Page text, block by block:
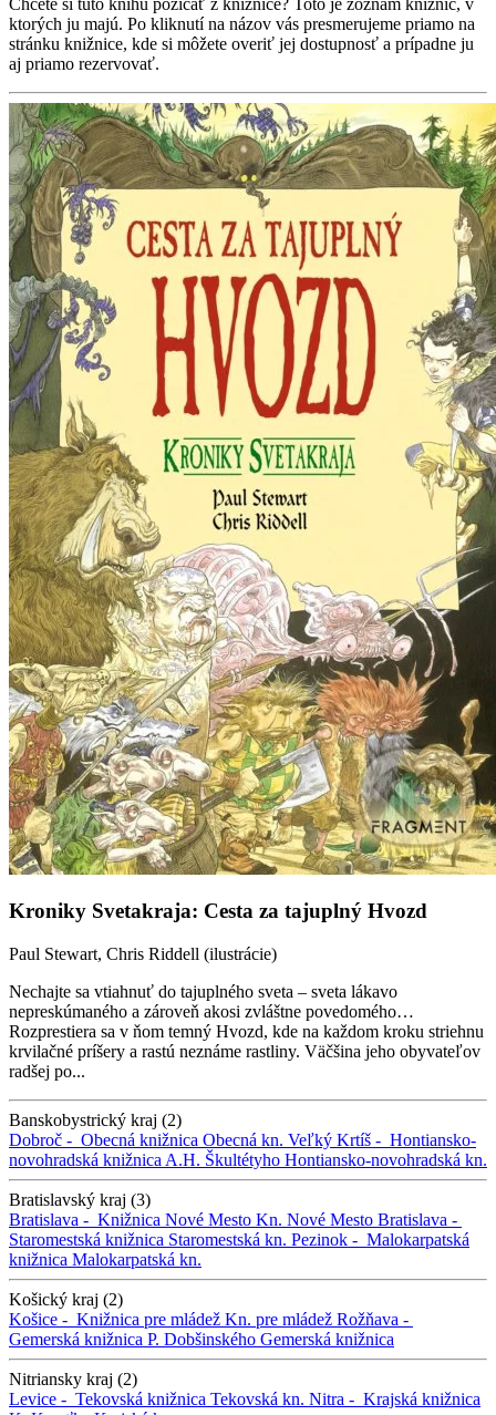
ktorých ju majú. Po kliknutí na názov vás presmerujeme priamo na
stránku knižnice, kde si môžete overiť jej dostupnosť a prípadne ju
aj priamo rezervovať.
Kroniky Svetakraja: Cesta za tajuplný Hvozd
Paul Stewart, Chris Riddell (ilustrácie)
Nechajte sa vtiahnuť do tajuplného sveta – sveta lákavo
nepreskúmaného a zároveň akosi zvláštne povedomého…
Rozprestiera sa v ňom temný Hvozd, kde na každom kroku striehnu
krvilačné príšery a rastú neznáme rastliny. Väčšina jeho obyvateľov
radšej po...
Banskobystrický kraj (2)
Dobroč - Obecná knižnica Obecná kn. Veľký Krtíš - Hontiansko-
novohradská knižnica A.H. Škultétyho Hontiansko-novohradská kn.
Bratislavský kraj (3)
Bratislava - Knižnica Nové Mesto Kn. Nové Mesto Bratislava -
Staromestská knižnica Staromestská kn. Pezinok - Malokarpatská
knižnica Malokarpatská kn.
Košický kraj (2)
Košice - Knižnica pre mládež Kn. pre mládež Rožňava -
Gemerská knižnica P. Dobšinského Gemerská knižnica
Nitriansky kraj (2)
Levice - Tekovská knižnica Tekovská kn. Nitra - Krajská knižnica